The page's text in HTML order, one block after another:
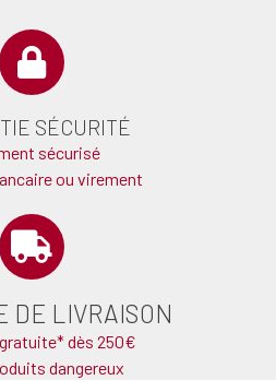
SÉCURITÉ
sécurisé
ou virement
DE LIVRAISON
dès 250€
dangereux